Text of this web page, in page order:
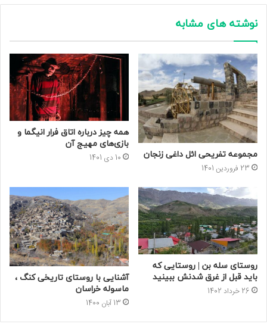
نوشته های مشابه
مجموعه تفریحی ائل داغی زنجان
23 فروردین 1401
همه چیز درباره اتاق فرار انیگما و
بازی‌های مهیج آن
10 دی 1401
روستای سله بن | روستایی که
باید قبل از غرق شدنش ببینید
26 خرداد 1402
آشنایی با روستای تاریخی کنگ ،
ماسوله خراسان
13 آبان 1400